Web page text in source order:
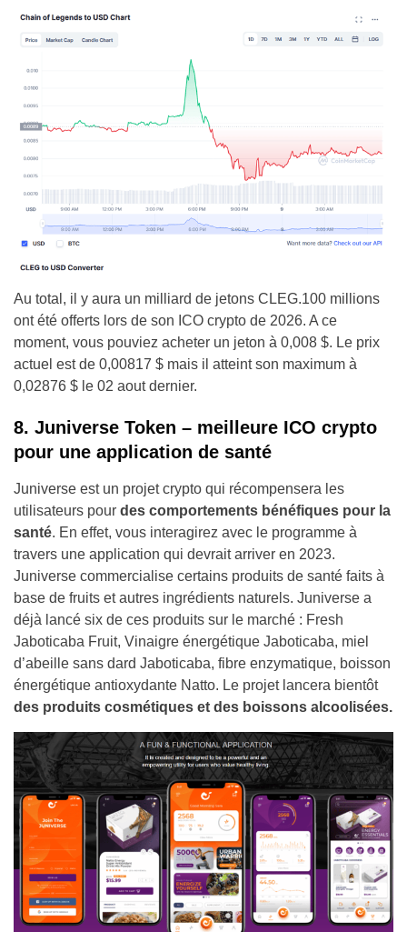
Au total, il y aura un milliard de jetons CLEG.100 millions
ont été offerts lors de son ICO crypto de 2026. A ce
moment, vous pouviez acheter un jeton à 0,008 $. Le prix
actuel est de 0,00817 $ mais il atteint son maximum à
0,02876 $ le 02 aout dernier.
8. Juniverse Token – meilleure ICO crypto
pour une application de santé
Juniverse est un projet crypto qui récompensera les
utilisateurs pour des comportements bénéfiques pour la
santé. En effet, vous interagirez avec le programme à
travers une application qui devrait arriver en 2023.
Juniverse commercialise certains produits de santé faits à
base de fruits et autres ingrédients naturels. Juniverse a
déjà lancé six de ces produits sur le marché : Fresh
Jaboticaba Fruit, Vinaigre énergétique Jaboticaba, miel
d’abeille sans dard Jaboticaba, fibre enzymatique, boisson
énergétique antioxydante Natto. Le projet lancera bientôt
des produits cosmétiques et des boissons alcoolisées.